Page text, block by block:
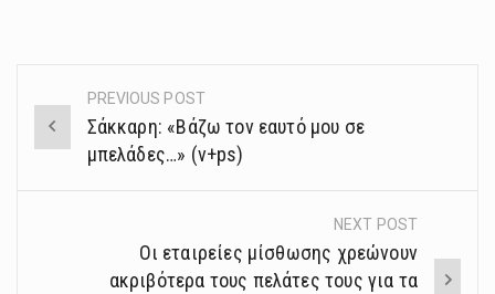
Post
navigation
PREVIOUS POST
Σάκκαρη: «Βάζω τον εαυτό μου σε
μπελάδες…» (v+ps)
NEXT POST
Οι εταιρείες μίσθωσης χρεώνουν
ακριβότερα τους πελάτες τους για τα